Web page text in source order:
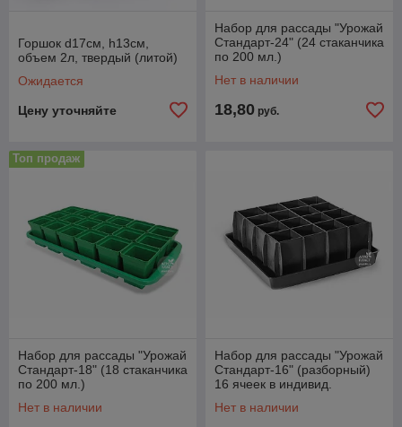
Горшок d17см, h13см,
объем 2л, твердый (литой)
Ожидается
Цену уточняйте
Набор для рассады "Урожай
Стандарт-24" (24 стаканчика
по 200 мл.)
Нет в наличии
18,80 руб.
Топ продаж
Набор для рассады "Урожай
Стандарт-18" (18 стаканчика
по 200 мл.)
Нет в наличии
Набор для рассады "Урожай
Стандарт-16" (разборный)
16 ячеек в индивид.
Нет в наличии